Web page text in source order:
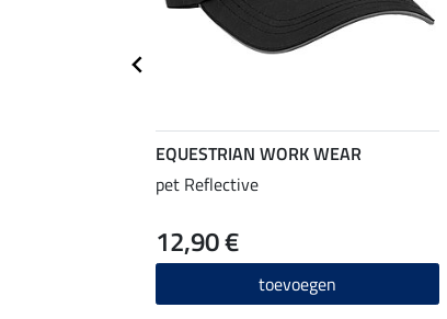
EQUESTRIAN WORK WEAR
pet Reflective
12,90 €
toevoegen